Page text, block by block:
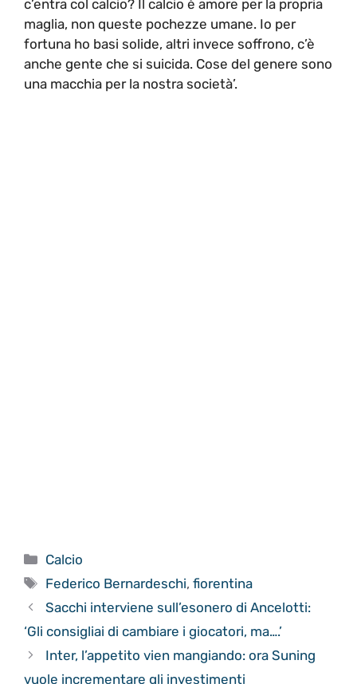
c’entra col calcio? Il calcio è amore per la propria
maglia, non queste pochezze umane. Io per
fortuna ho basi solide, altri invece soffrono, c’è
anche gente che si suicida. Cose del genere sono
una macchia per la nostra società’.
Categorie
Calcio
Tag
Federico Bernardeschi,fiorentina
Sacchi interviene sull’esonero di Ancelotti:
‘Gli consigliai di cambiare i giocatori, ma….’
Inter, l’appetito vien mangiando: ora Suning
vuole incrementare gli investimenti